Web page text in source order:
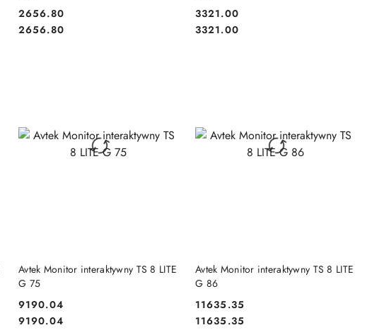
Cena:
2656.80
Cena:
2656.80 Cena:
3321.00
Cena:
3321.00
Avtek Monitor interaktywny TS 8 LITE
G 75
Cena:
9190.04
Cena:
9190.04
DO KOSZYKA
Avtek Monitor interaktywny TS 8 LITE
G 86
Cena:
11635.35
Cena:
11635.35
DO KOSZYKA